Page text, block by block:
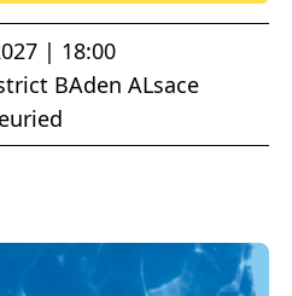
| 18:00
BAden ALsace